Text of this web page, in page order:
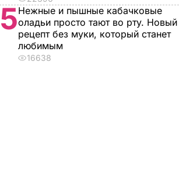
5Нежные и пышные кабачковые
оладьи просто тают во рту. Новый
рецепт без муки, который станет
любимым
16638